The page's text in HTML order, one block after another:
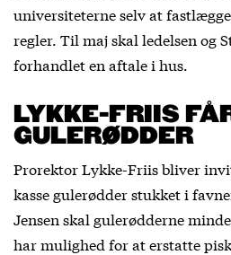
universiteterne selv at
regler. Til maj skal ledelsen og
forhandlet en aftale i hus.
LYKKE-FRIIS
GULERØDDER
Prorektor Lykke-Friis bliver
kasse gulerødder stukket i
Jensen skal gulerødderne
har mulighed for at erstatte